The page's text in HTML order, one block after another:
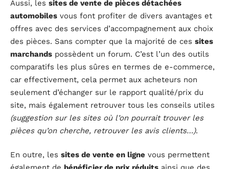
Aussi, les sites de vente de pièces détachées
automobiles vous font profiter de divers avantages et
offres avec des services d’accompagnement aux choix
des pièces. Sans compter que la majorité de ces sites
marchands possèdent un forum. C’est l’un des outils
comparatifs les plus sûres en termes de e-commerce,
car effectivement, cela permet aux acheteurs non
seulement d’échanger sur le rapport qualité/prix du
site, mais également retrouver tous les conseils utiles
(suggestion sur les sites où l’on pourrait trouver les
pièces qu’on cherche, retrouver les avis clients…).
En outre, les sites de vente en ligne vous permettent